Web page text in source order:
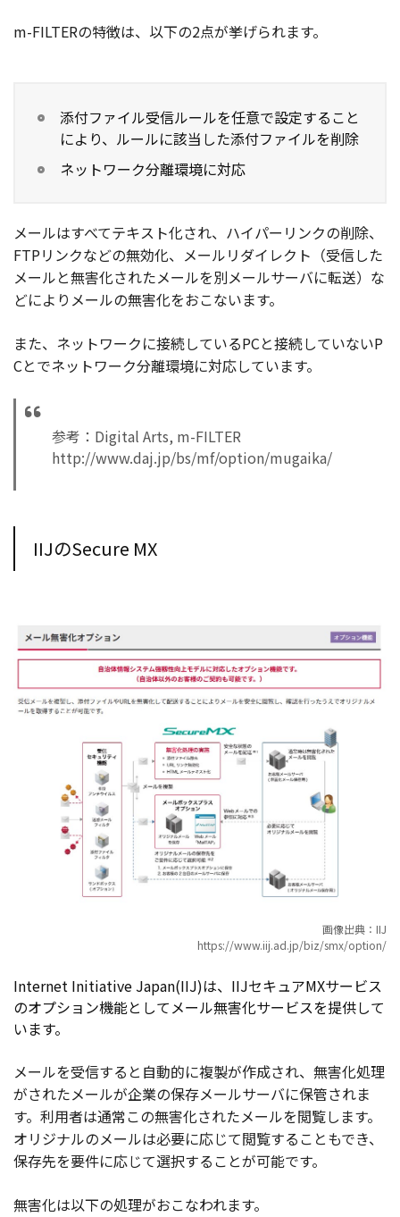
m-FILTERの特徴は、以下の2点が挙げられます。
添付ファイル受信ルールを任意で設定すること
により、ルールに該当した添付ファイルを削除
ネットワーク分離環境に対応
メールはすべてテキスト化され、ハイパーリンクの削除、
FTPリンクなどの無効化、メールリダイレクト（受信した
メールと無害化されたメールを別メールサーバに転送）な
どによりメールの無害化をおこないます。
また、ネットワークに接続しているPCと接続していないP
Cとでネットワーク分離環境に対応しています。
参考：Digital Arts, m-FILTER
http://www.daj.jp/bs/mf/option/mugaika/
IIJのSecure MX
画像出典：IIJ
https://www.iij.ad.jp/biz/smx/option/
Internet Initiative Japan(IIJ)は、IIJセキュアMXサービス
のオプション機能としてメール無害化サービスを提供して
います。
メールを受信すると自動的に複製が作成され、無害化処理
がされたメールが企業の保存メールサーバに保管されま
す。利用者は通常この無害化されたメールを閲覧します。
オリジナルのメールは必要に応じて閲覧することもでき、
保存先を要件に応じて選択することが可能です。
無害化は以下の処理がおこなわれます。